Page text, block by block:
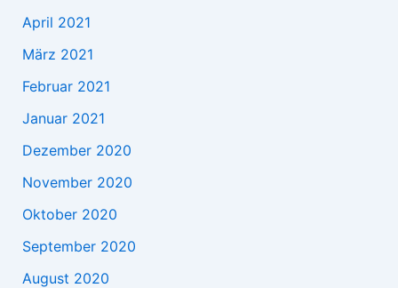
April 2021
März 2021
Februar 2021
Januar 2021
Dezember 2020
November 2020
Oktober 2020
September 2020
August 2020